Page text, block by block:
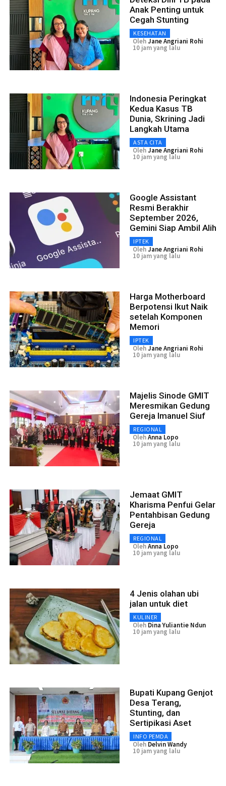
Anak Penting untuk
Cegah Stunting
KESEHATAN
OlehJane Angriani Rohi
10 jam yang lalu
Indonesia Peringkat
Kedua Kasus TB
Dunia, Skrining Jadi
Langkah Utama
ASTA CITA
OlehJane Angriani Rohi
10 jam yang lalu
Google Assistant
Resmi Berakhir
September 2026,
Gemini Siap Ambil Alih
IPTEK
OlehJane Angriani Rohi
10 jam yang lalu
Harga Motherboard
Berpotensi Ikut Naik
setelah Komponen
Memori
IPTEK
OlehJane Angriani Rohi
10 jam yang lalu
Majelis Sinode GMIT
Meresmikan Gedung
Gereja Imanuel Siuf
REGIONAL
OlehAnna Lopo
10 jam yang lalu
Jemaat GMIT
Kharisma Penfui Gelar
Pentahbisan Gedung
Gereja
REGIONAL
OlehAnna Lopo
10 jam yang lalu
4 Jenis olahan ubi
jalan untuk diet
KULINER
Oleh Dina Yuliantie Ndun
10 jam yang lalu
Bupati Kupang Genjot
Desa Terang,
Stunting, dan
Sertipikasi Aset
INFO PEMDA
Oleh Delvin Wandy
10 jam yang lalu